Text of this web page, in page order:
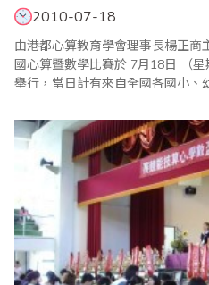
2010-07-18
由港都心算教育學會理事長楊正
國心算暨數學比賽於 7月18日 （星期日）上午8時在楠陽國小盛大
舉行，當日計有來自全國各國小、
了二、三千人，一時之間人潮滾滾
黃石龍特別蒞臨會場，為與會的選
賽的用心，讓本次比賽倍增光彩。